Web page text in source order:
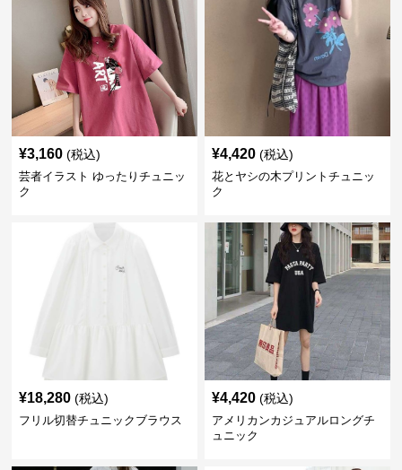
¥3,160 (税込)
芸者イラスト ゆったりチュニッ
ク
¥4,420 (税込)
花とヤシの木プリントチュニッ
ク
¥18,280 (税込)
フリル切替チュニックブラウス
¥4,420 (税込)
アメリカンカジュアルロングチ
ュニック